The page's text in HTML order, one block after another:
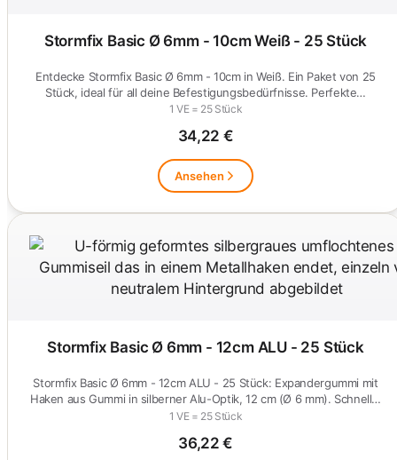
Stormfix Basic Ø 6mm - 10cm Weiß - 25 Stück
Entdecke Stormfix Basic Ø 6mm - 10cm in Weiß. Ein Paket von 25
Stück, ideal für all deine Befestigungsbedürfnisse. Perfekte…
1 VE = 25 Stück
34,22 €
Ansehen
Stormfix Basic Ø 6mm - 12cm ALU - 25 Stück
Stormfix Basic Ø 6mm - 12cm ALU - 25 Stück: Expandergummi mit
Haken aus Gummi in silberner Alu-Optik, 12 cm (Ø 6 mm). Schnell…
1 VE = 25 Stück
36,22 €